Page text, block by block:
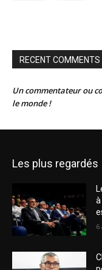
RECENT COMMENTS
Un commentateur ou
le monde !
Les plus regardés
6